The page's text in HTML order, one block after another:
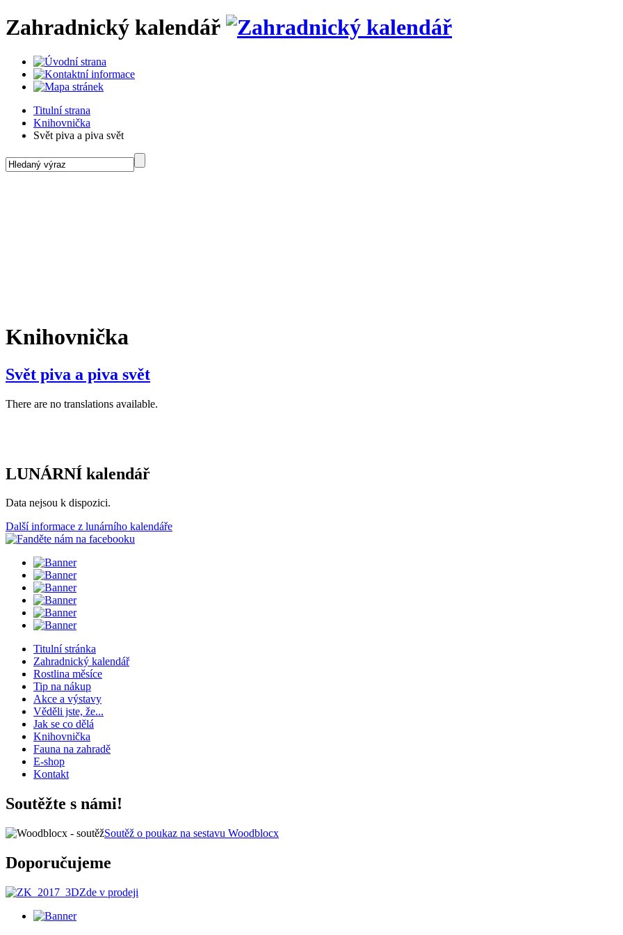
Zahradnický kalendář
Titulní strana
Knihovnička
Svět piva a piva svět
Knihovnička
Svět piva a piva svět
There are no translations available.
LUNÁRNÍ kalendář
Data nejsou k dispozici.
Další informace z lunárního kalendáře
Titulní stránka
Zahradnický kalendář
Rostlina měsíce
Tip na nákup
Akce a výstavy
Věděli jste, že...
Jak se co dělá
Knihovnička
Fauna na zahradě
E-shop
Kontakt
Soutěžte s námi!
Soutěž o poukaz na sestavu Woodblocx
Doporučujeme
Zde v prodeji